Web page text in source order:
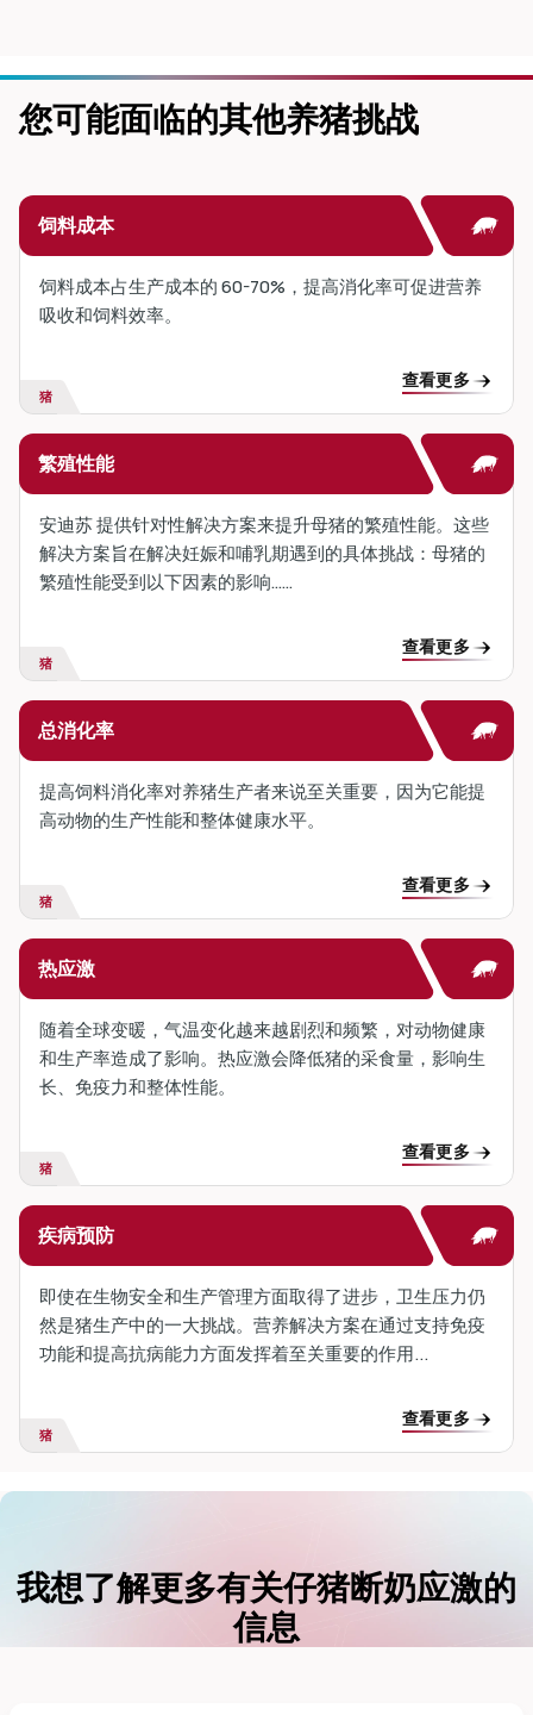
您可能面临的其他养猪挑战
饲料成本
饲料成本占生产成本的 60-70%，提高消化率可促进营养
吸收和饲料效率。
查看更多
猪
繁殖性能
安迪苏 提供针对性解决方案来提升母猪的繁殖性能。这些
解决方案旨在解决妊娠和哺乳期遇到的具体挑战：母猪的
繁殖性能受到以下因素的影响……
查看更多
猪
总消化率
提高饲料消化率对养猪生产者来说至关重要，因为它能提
高动物的生产性能和整体健康水平。
查看更多
猪
热应激
随着全球变暖，气温变化越来越剧烈和频繁，对动物健康
和生产率造成了影响。热应激会降低猪的采食量，影响生
长、免疫力和整体性能。
查看更多
猪
疾病预防
即使在生物安全和生产管理方面取得了进步，卫生压力仍
然是猪生产中的一大挑战。营养解决方案在通过支持免疫
功能和提高抗病能力方面发挥着至关重要的作用...
查看更多
猪
我想了解更多有关仔猪断奶应激的
信息